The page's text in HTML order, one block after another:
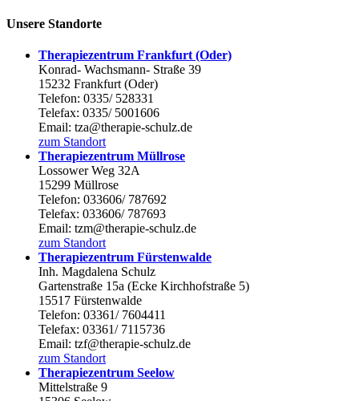
Unsere Standorte
Therapiezentrum Frankfurt (Oder)
Konrad- Wachsmann- Straße 39
15232 Frankfurt (Oder)
Telefon: 0335/ 528331
Telefax: 0335/ 5001606
Email: tza@therapie-schulz.de
zum Standort
Therapiezentrum Müllrose
Lossower Weg 32A
15299 Müllrose
Telefon: 033606/ 787692
Telefax: 033606/ 787693
Email: tzm@therapie-schulz.de
zum Standort
Therapiezentrum Fürstenwalde
Inh. Magdalena Schulz
Gartenstraße 15a (Ecke Kirchhofstraße 5)
15517 Fürstenwalde
Telefon: 03361/ 7604411
Telefax: 03361/ 7115736
Email: tzf@therapie-schulz.de
zum Standort
Therapiezentrum Seelow
Mittelstraße 9